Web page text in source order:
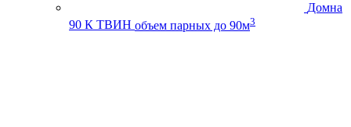
Домна
90 К ТВИН объем парных до 90м3